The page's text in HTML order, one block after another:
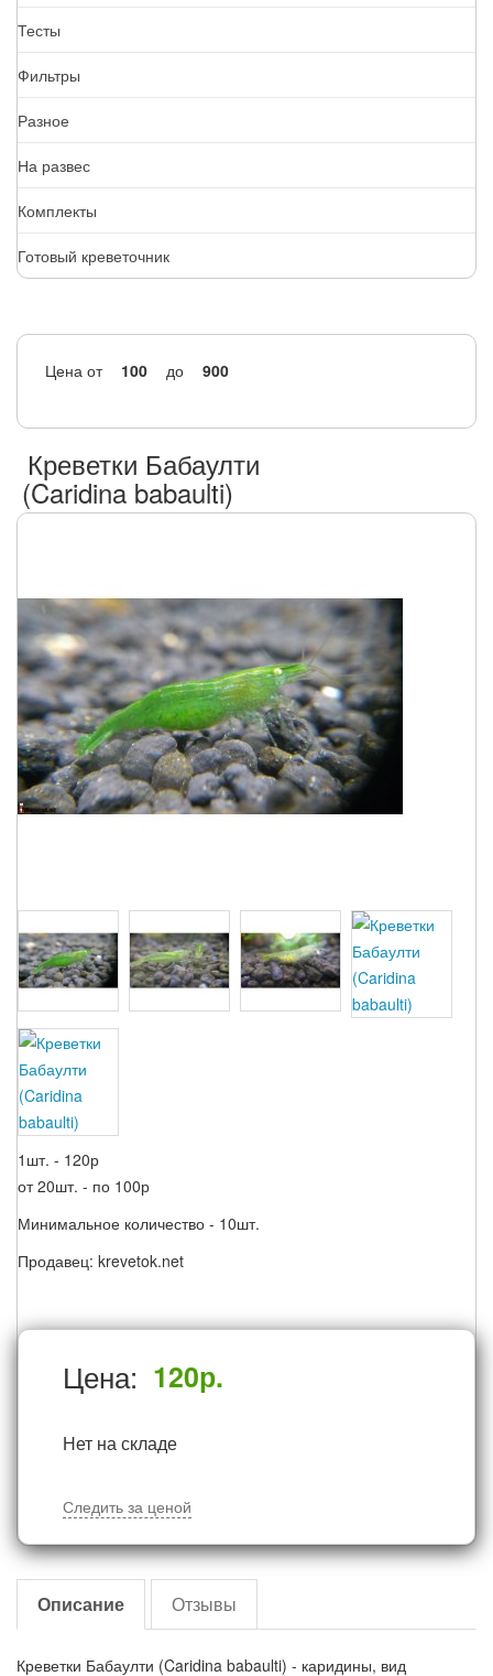
Тесты
Фильтры
Разное
На развес
Комплекты
Готовый креветочник
Цена от до
Креветки Бабаулти
(Caridina babaulti)
1шт. - 120р
от 20шт. - по 100р
Минимальное количество - 10шт.
Продавец: krevetok.net
Цена: 120р.
Нет на складе
Следить за ценой
Описание Отзывы
Креветки Бабаулти (Caridina babaulti) - каридины, вид